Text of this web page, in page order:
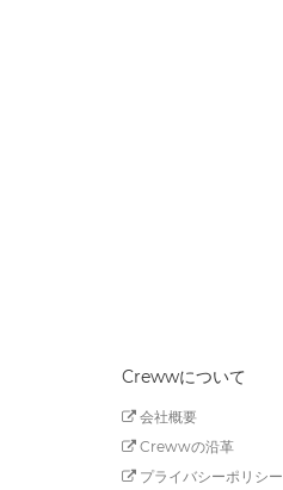
Crewwについて
会社概要
Crewwの沿革
プライバシーポリシー